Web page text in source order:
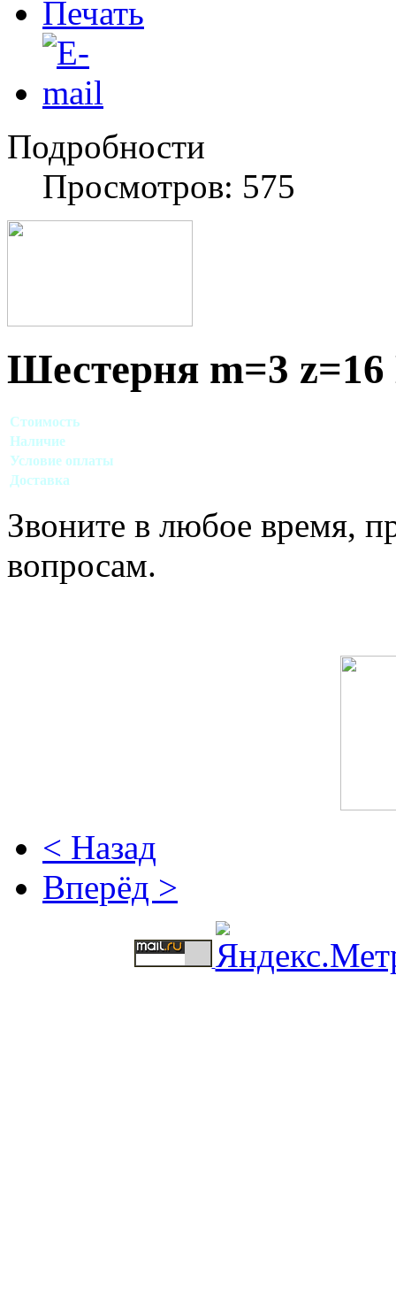
Подробности
Просмотров: 575
Шестерня m=3
Стоимость
Наличие
Условие оплаты
Доставка
Звоните в любое время,
вопросам.
< Назад
Вперёд >